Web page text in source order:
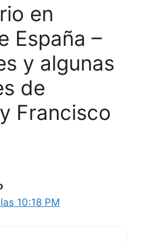
en
España –
y algunas
de
Francisco
10:18 PM